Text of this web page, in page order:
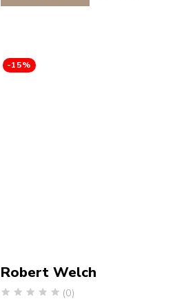
-15%
Robert Welch
(0)